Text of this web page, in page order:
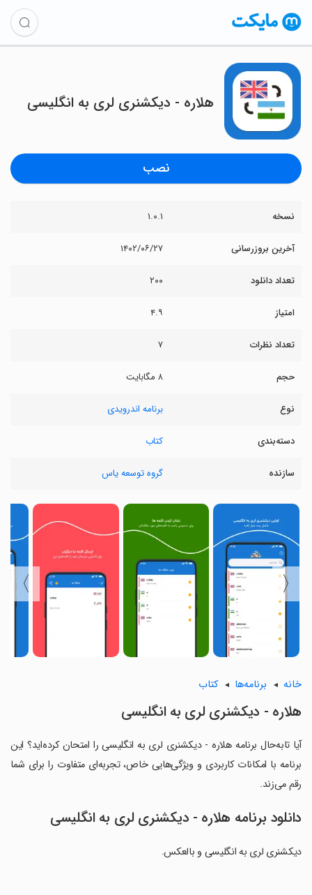
هلاره - دیکشنری لری به انگلیسی
نصب
نسخه ۱.۰.۱
آخرین بروزرسانی ۱۴۰۲/۰۶/۲۷
تعداد دانلود ۲۰۰
امتیاز ۴.۹
تعداد نظرات ۷
حجم ۸ مگابایت
نوع برنامه اندرویدی
دسته‌بندی کتاب
سازنده گروه توسعه یاس
〈
〉
خانه برنامه‌ها کتاب
هلاره - دیکشنری لری به انگلیسی
آیا تابه‌حال برنامه هلاره - دیکشنری لری به انگلیسی را امتحان کرده‌اید؟ این
برنامه با امکانات کاربردی و ویژگی‌هایی خاص، تجربه‌ای متفاوت را برای شما
رقم می‌زند.
دانلود برنامه هلاره - دیکشنری لری به انگلیسی
دیکشنری لری به انگلیسی و بالعکس.